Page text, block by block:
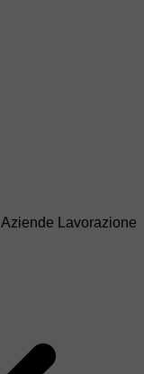
Aziende
Lavorazione